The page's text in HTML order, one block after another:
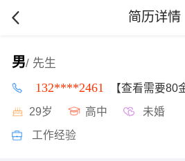
简历详情
男/ 先生
132****2461 【查看需要80
29岁 高中 未婚
工作经验